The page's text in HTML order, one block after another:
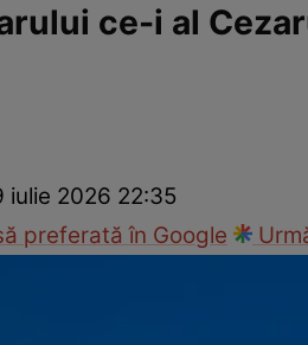
ce-i al
iulie 2026 22:35
preferată în Google